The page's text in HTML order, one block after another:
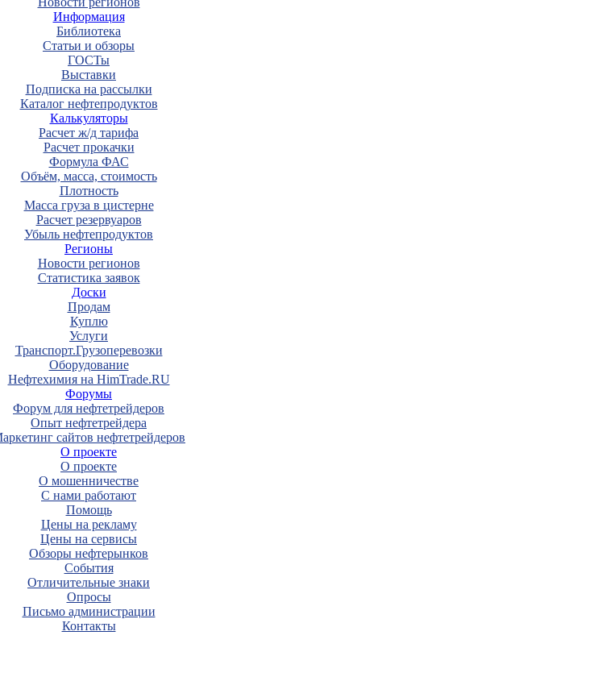
Информация
Библиотека
Статьи и обзоры
ГОСТы
Выставки
Подписка на рассылки
Каталог нефтепродуктов
Калькуляторы
Расчет ж/д тарифа
Расчет прокачки
Формула ФАС
Объём, масса, стоимость
Плотность
Масса груза в цистерне
Расчет резервуаров
Убыль нефтепродуктов
Регионы
Новости регионов
Статистика заявок
Доски
Продам
Куплю
Услуги
Транспорт.Грузоперевозки
Оборудование
Нефтехимия на HimTrade.RU
Форумы
Форум для нефтетрейдеров
Опыт нефтетрейдера
сайтов нефтетрейдеров
О проекте
О проекте
О мошенничестве
С нами работают
Помощь
Цены на рекламу
Цены на сервисы
Обзоры нефтерынков
События
Отличительные знаки
Опросы
Письмо администрации
Контакты